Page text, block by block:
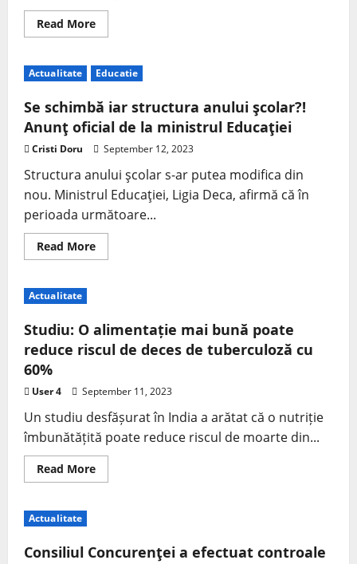
Read More
Actualitate Educatie
Se schimbă iar structura anului şcolar?!
Anunţ oficial de la ministrul Educaţiei
Cristi Doru September 12, 2023
Structura anului şcolar s-ar putea modifica din
nou. Ministrul Educaţiei, Ligia Deca, afirmă că în
perioada următoare...
Read More
Actualitate
Studiu: O alimentație mai bună poate
reduce riscul de deces de tuberculoză cu
60%
User 4 September 11, 2023
Un studiu desfășurat în India a arătat că o nutriție
îmbunătățită poate reduce riscul de moarte din...
Read More
Actualitate
Consiliul Concurenţei a efectuat controale